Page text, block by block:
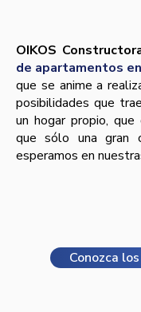
OIKOS
de apartamentos
que se anime a
posibilidades que
un hogar propio,
que sólo una gran
esperamos en
Conozca